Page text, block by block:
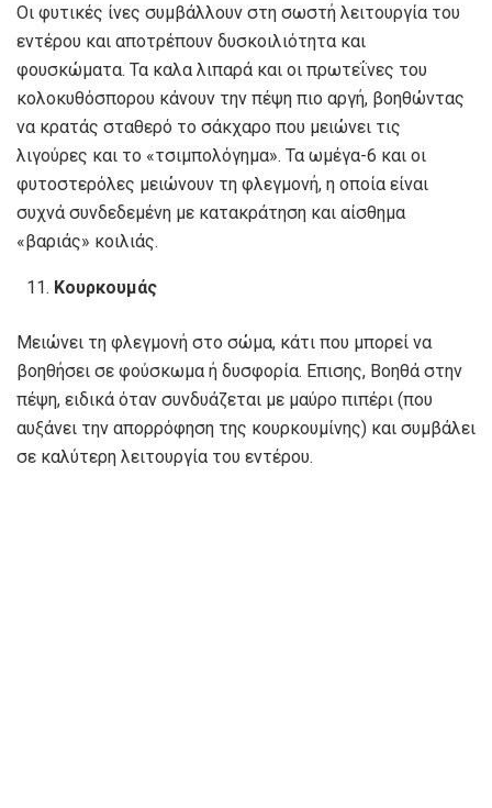
Οι φυτικές ίνες συμβάλλουν στη σωστή λειτουργία του
εντέρου και αποτρέπουν δυσκοιλιότητα και
φουσκώματα. Τα καλα λιπαρά και οι πρωτεΐνες του
κολοκυθόσπορου κάνουν την πέψη πιο αργή, βοηθώντας
να κρατάς σταθερό το σάκχαρο που μειώνει τις
λιγούρες και το «τσιμπολόγημα». Τα ωμέγα-6 και οι
φυτοστερόλες μειώνουν τη φλεγμονή, η οποία είναι
συχνά συνδεδεμένη με κατακράτηση και αίσθημα
«βαριάς» κοιλιάς.
Κουρκουμάς
Μειώνει τη φλεγμονή στο σώμα, κάτι που μπορεί να
βοηθήσει σε φούσκωμα ή δυσφορία. Επισης, Βοηθά στην
πέψη, ειδικά όταν συνδυάζεται με μαύρο πιπέρι (που
αυξάνει την απορρόφηση της κουρκουμίνης) και συμβάλει
σε καλύτερη λειτουργία του εντέρου.